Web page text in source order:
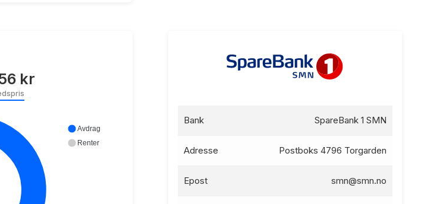
kr
Avdrag
Renter
Bank SpareBank 1 SMN
Adresse Postboks 4796 Torgarden
Epost smn@smn.no